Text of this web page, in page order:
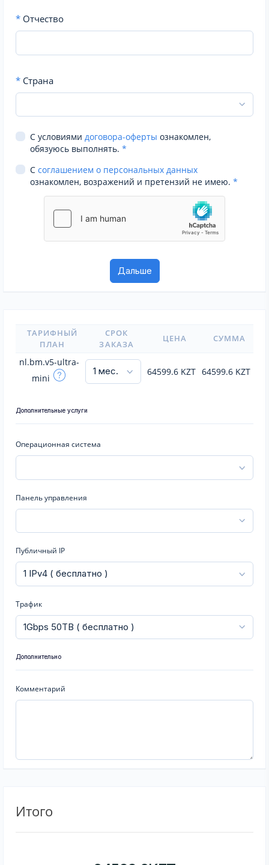
* Отчество
* Страна
С условиями договора-оферты ознакомлен,
обязуюсь выполнять. *
С соглашением о персональных данных
ознакомлен, возражений и претензий не имею. *
ТАРИФНЫЙ
ПЛАН
СРОК
ЗАКАЗА
ЦЕНА СУММА
nl.bm.v5-ultra-
mini
64599.6 KZT 64599.6 KZT
Дополнительные услуги
Операционная система
Панель управления
Публичный IP
Трафик
Дополнительно
Комментарий
Итого